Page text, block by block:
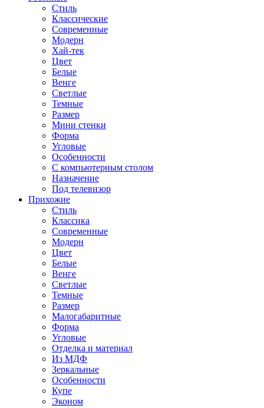
Стиль
Классические
Современные
Модерн
Хай-тек
Цвет
Белые
Венге
Светлые
Темные
Размер
Мини стенки
Форма
Угловые
Особенности
С компьютерным столом
Назначение
Под телевизор
Прихожие
Стиль
Классика
Современные
Модерн
Цвет
Белые
Венге
Светлые
Темные
Размер
Малогабаритные
Форма
Угловые
Отделка и материал
Из МДФ
Зеркальные
Особенности
Купе
Эконом